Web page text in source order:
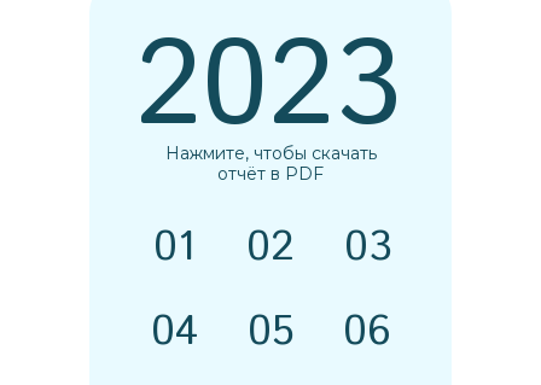
2023
Нажмите, чтобы скачать
отчёт в PDF
02
01
03
04
06
05